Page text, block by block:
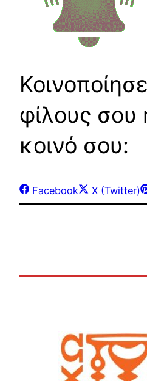
φίλους σου
κοινό σου:
Share
on
Facebook
Share
on
X (Twitter)